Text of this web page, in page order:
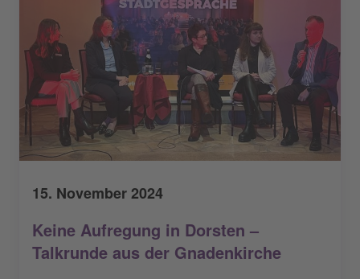
15. November 2024
Keine Aufregung in Dorsten –
Talkrunde aus der Gnadenkirche